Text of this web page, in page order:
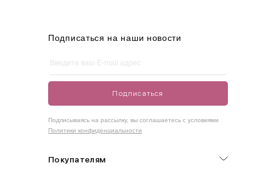
42-50
Как правильно себя обмерить
Измеряется по самым выступающим точкам.
Покупателям
Подписаться на наши новости
Подписаться
Подписываясь на рассылку, вы соглашаетесь с условиями
Политики конфиденциальности